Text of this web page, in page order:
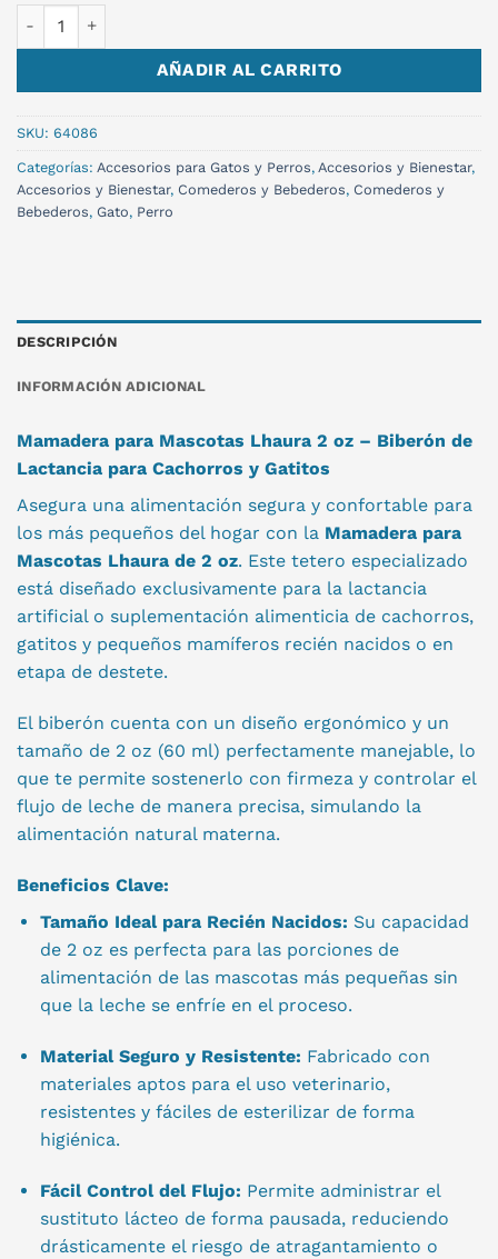
AÑADIR AL CARRITO
SKU: 64086
Categorías: Accesorios para Gatos y Perros, Accesorios y Bienestar,
Accesorios y Bienestar, Comederos y Bebederos, Comederos y
Bebederos, Gato, Perro
DESCRIPCIÓN
INFORMACIÓN ADICIONAL
Mamadera para Mascotas Lhaura 2 oz – Biberón de
Lactancia para Cachorros y Gatitos
Asegura una alimentación segura y confortable para
los más pequeños del hogar con la Mamadera para
Mascotas Lhaura de 2 oz. Este tetero especializado
está diseñado exclusivamente para la lactancia
artificial o suplementación alimenticia de cachorros,
gatitos y pequeños mamíferos recién nacidos o en
etapa de destete.
El biberón cuenta con un diseño ergonómico y un
tamaño de 2 oz (60 ml) perfectamente manejable, lo
que te permite sostenerlo con firmeza y controlar el
flujo de leche de manera precisa, simulando la
alimentación natural materna.
Beneficios Clave:
Tamaño Ideal para Recién Nacidos: Su capacidad
de 2 oz es perfecta para las porciones de
alimentación de las mascotas más pequeñas sin
que la leche se enfríe en el proceso.
Material Seguro y Resistente: Fabricado con
materiales aptos para el uso veterinario,
resistentes y fáciles de esterilizar de forma
higiénica.
Fácil Control del Flujo: Permite administrar el
sustituto lácteo de forma pausada, reduciendo
drásticamente el riesgo de atragantamiento o